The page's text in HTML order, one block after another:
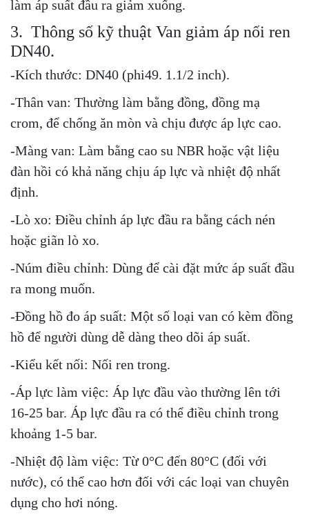
làm áp suất đầu ra giảm xuống.
3. Thông số kỹ thuật Van giảm áp nối ren
DN40.
-Kích thước: DN40 (phi49. 1.1/2 inch).
-Thân van: Thường làm bằng đồng, đồng mạ
crom, để chống ăn mòn và chịu được áp lực cao.
-Màng van: Làm bằng cao su NBR hoặc vật liệu
đàn hồi có khả năng chịu áp lực và nhiệt độ nhất
định.
-Lò xo: Điều chỉnh áp lực đầu ra bằng cách nén
hoặc giãn lò xo.
-Núm điều chỉnh: Dùng để cài đặt mức áp suất đầu
ra mong muốn.
-Đồng hồ đo áp suất: Một số loại van có kèm đồng
hồ để người dùng dễ dàng theo dõi áp suất.
-Kiểu kết nối: Nối ren trong.
-Áp lực làm việc: Áp lực đầu vào thường lên tới
16-25 bar. Áp lực đầu ra có thể điều chỉnh trong
khoảng 1-5 bar.
-Nhiệt độ làm việc: Từ 0°C đến 80°C (đối với
nước), có thể cao hơn đối với các loại van chuyên
dụng cho hơi nóng.